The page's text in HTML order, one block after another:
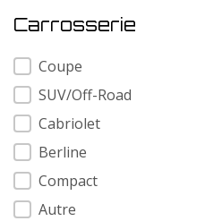
Carrosserie
Carrosserie
Coupe
SUV/Off-Road
Cabriolet
Berline
Compact
Autre